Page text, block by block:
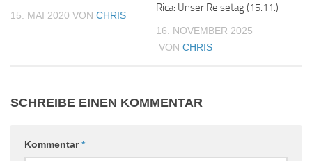
15. MAI 2020 VON CHRIS
Rica: Unser Reisetag (15.11.)
16. NOVEMBER 2025
VON CHRIS
SCHREIBE EINEN KOMMENTAR
Kommentar*